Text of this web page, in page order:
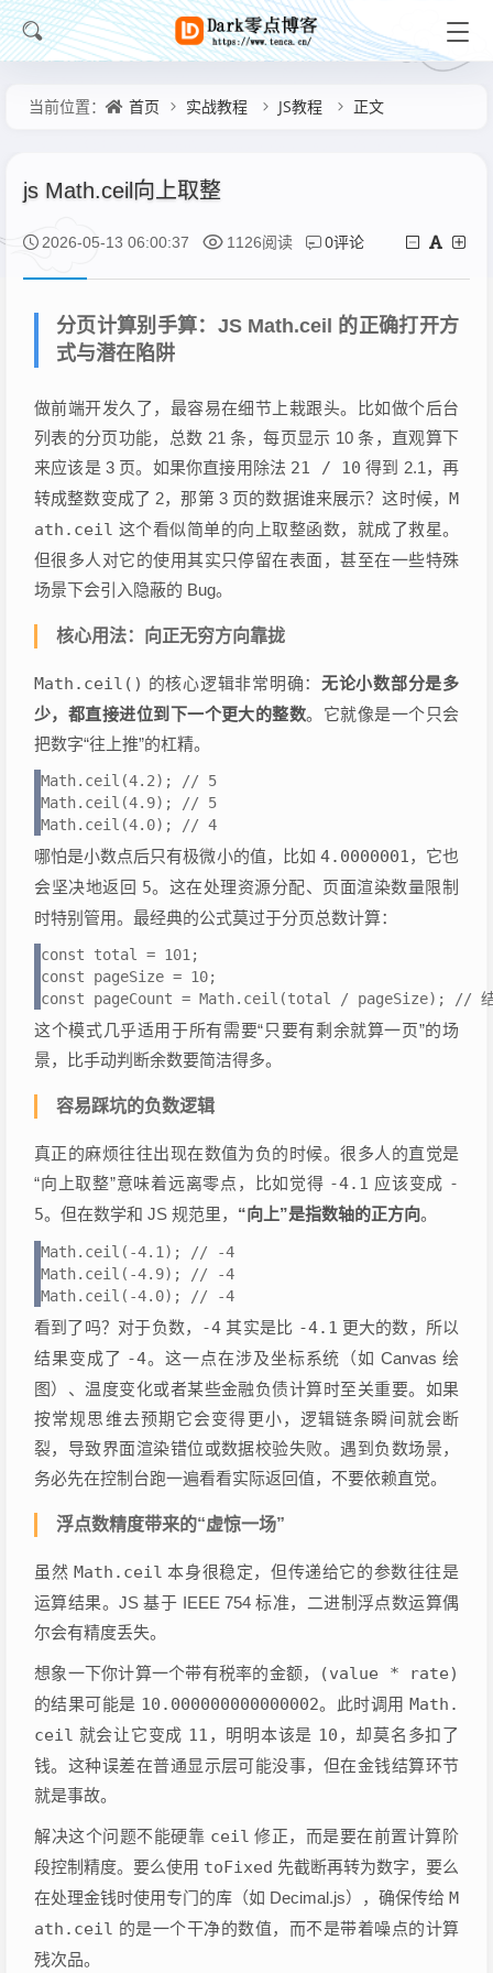
当前位置： 首页 实战教程 JS教程 正文
js Math.ceil向上取整
2026-05-13 06:00:37 1126阅读 0评论
分页计算别手算：JS Math.ceil 的正确打开方
式与潜在陷阱
做前端开发久了，最容易在细节上栽跟头。比如做个后台
列表的分页功能，总数 21 条，每页显示 10 条，直观算下
来应该是 3 页。如果你直接用除法 21 / 10 得到 2.1，再
转成整数变成了 2，那第 3 页的数据谁来展示？这时候， M
ath.ceil 这个看似简单的向上取整函数，就成了救星。
但很多人对它的使用其实只停留在表面，甚至在一些特殊
场景下会引入隐蔽的 Bug。
核心用法：向正无穷方向靠拢
Math.ceil() 的核心逻辑非常明确： 无论小数部分是多
少，都直接进位到下一个更大的整数。它就像是一个只会
把数字“往上推”的杠精。
Math.ceil(4.2); // 5
Math.ceil(4.9); // 5
Math.ceil(4.0); // 4
哪怕是小数点后只有极微小的值，比如 4.0000001，它也
会坚决地返回 5。这在处理资源分配、页面渲染数量限制
时特别管用。最经典的公式莫过于分页总数计算：
const total = 101;
const pageSize = 10;
const pageCount = Math.ceil(total / pageSize); // 结
这个模式几乎适用于所有需要“只要有剩余就算一页”的场
景，比手动判断余数要简洁得多。
容易踩坑的负数逻辑
真正的麻烦往往出现在数值为负的时候。很多人的直觉是
“向上取整”意味着远离零点，比如觉得 -4.1 应该变成 -
5。但在数学和 JS 规范里， “向上”是指数轴的正方向。
Math.ceil(-4.1); // -4
Math.ceil(-4.9); // -4
Math.ceil(-4.0); // -4
看到了吗？对于负数， -4 其实是比 -4.1 更大的数，所以
结果变成了 -4。这一点在涉及坐标系统（如 Canvas 绘
图）、温度变化或者某些金融负债计算时至关重要。如果
按常规思维去预期它会变得更小，逻辑链条瞬间就会断
裂，导致界面渲染错位或数据校验失败。遇到负数场景，
务必先在控制台跑一遍看看实际返回值，不要依赖直觉。
浮点数精度带来的“虚惊一场”
虽然 Math.ceil 本身很稳定，但传递给它的参数往往是
运算结果。JS 基于 IEEE 754 标准，二进制浮点数运算偶
尔会有精度丢失。
想象一下你计算一个带有税率的金额， (value * rate)
的结果可能是 10.000000000000002。此时调用 Math.
ceil 就会让它变成 11 ，明明本该是 10 ，却莫名多扣了
钱。这种误差在普通显示层可能没事，但在金钱结算环节
就是事故。
解决这个问题不能硬靠 ceil 修正，而是要在前置计算阶
段控制精度。要么使用 toFixed 先截断再转为数字，要么
在处理金钱时使用专门的库（如 Decimal.js），确保传给 M
ath.ceil 的是一个干净的数值，而不是带着噪点的计算
残次品。